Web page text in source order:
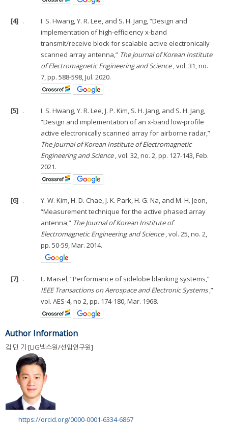
[4] .
I. S. Hwang, Y. R. Lee, and S. H. Jang, “Design and
implementation of high-efficiency x-band
transmit/receive block for scalable active electronically
scanned array antenna,” The Journal of Korean Institute
of Electromagnetic Engineering and Science , vol. 31, no.
7, pp. 588-598, Jul. 2020.
[5] .
I. S. Hwang, Y. R. Lee, J. P. Kim, S. H. Jang, and S. H. Jang,
“Design and implementation of an x-band low-profile
active electronically scanned array for airborne radar,”
The Journal of Korean Institute of Electromagnetic
Engineering and Science , vol. 32, no. 2, pp. 127-143, Feb.
2021.
[6] .
Y. W. Kim, H. D. Chae, J. K. Park, H. G. Na, and M. H. Jeon,
“Measurement technique for the active phased array
antenna,” The Journal of Korean Institute of
Electromagnetic Engineering and Science , vol. 25, no. 2,
pp. 50-59, Mar. 2014.
[7] .
L. Maisel, “Performance of sidelobe blanking systems,”
IEEE Transactions on Aerospace and Electronic Systems ,”
vol. AES-4, no 2, pp. 174-180, Mar. 1968.
Author Information
김 민 기 [LIG넥스원/선임연구원]
https://orcid.org/0000-0001-6334-6867